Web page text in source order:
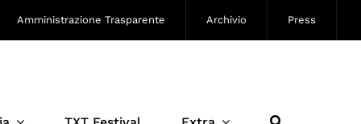
Amministrazione Trasparente Archivio Press